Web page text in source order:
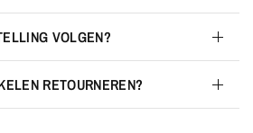
VOLGEN?
RETOURNEREN?